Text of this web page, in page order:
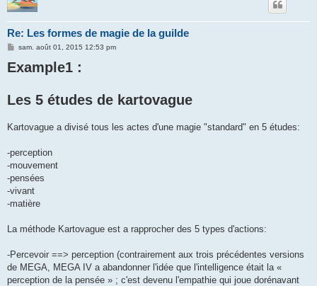
Re: Les formes de magie de la guilde
M
s
s
e
sam. août 01, 2015 12:53 pm
Example1 :
Les 5 études de kartovague
Kartovague a divisé tous les actes d'une magie "standard" en 5 études:
-perception
-mouvement
-pensées
-vivant
-matière
La méthode Kartovague est a rapprocher des 5 types d'actions:
-Percevoir ==> perception (contrairement aux trois précédentes versions
de MEGA, MEGA IV a abandonner l'idée que l'intelligence était la «
perception de la pensée » ; c'est devenu l'empathie qui joue dorénavant